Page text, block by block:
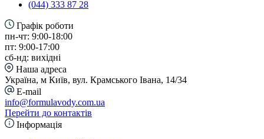
(044) 333 87 28
Графік роботи
пн-чт: 9:00-18:00
пт: 9:00-17:00
сб-нд: вихідні
Наша адреса
Україна, м Київ, вул. Крамського Івана, 14/34
E-mail
info@formulavody.com.ua
Перейти до контактів
Інформація